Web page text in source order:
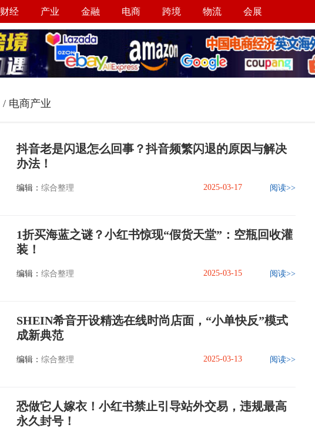
财经 产业 金融 电商 跨境 物流 会展
/ 电商产业
抖音老是闪退怎么回事？抖音频繁闪退的原因与解决
办法！
编辑： 综合整理 2025-03-17 阅读>>
1折买海蓝之谜？小红书惊现“假货天堂”：空瓶回收灌
装！
编辑： 综合整理 2025-03-15 阅读>>
SHEIN希音开设精选在线时尚店面，“小单快反”模式
成新典范
编辑： 综合整理 2025-03-13 阅读>>
恐做它人嫁衣！小红书禁止引导站外交易，违规最高
永久封号！